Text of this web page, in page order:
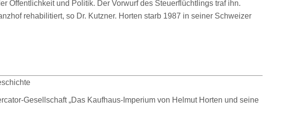
Öffentlichkeit und Politik. Der Vorwurf des Steuerflüchtlings traf ihn.
rehabilitiert, so Dr. Kutzner. Horten starb 1987 in seiner Schweizer
Gesellschaft „Das Kaufhaus-Imperium von Helmut Horten und seine